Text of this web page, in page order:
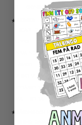
RELIGIONSKUNSKAP
★ SERIER
ESCAPE ROOMS
UPPGIFTSKORT SVENSKA
NIVÅINDELADE LÄSTEXTER
LÄSKORT FAKTA
VI SKRIVER
SPRÅKSPIRALEN
MATTESPIRALEN
★ SÄSONG OCH HÖGTIDER
100 SKOLDAGAR